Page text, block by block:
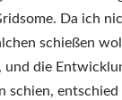
Da ich
schießen
und die
schien,